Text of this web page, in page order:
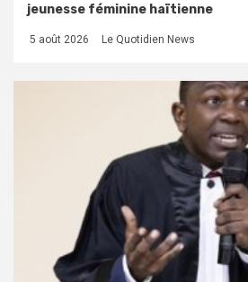
jeunesse féminine haïtienne
5 août 2026 Le Quotidien News